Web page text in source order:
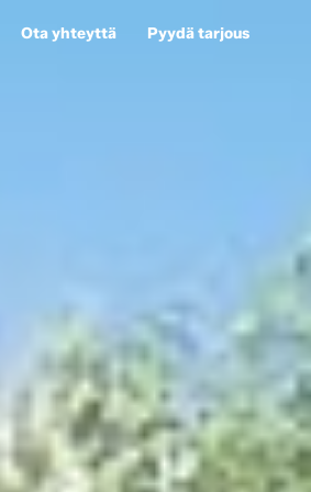
Ota yhteyttä Pyydä tarjous